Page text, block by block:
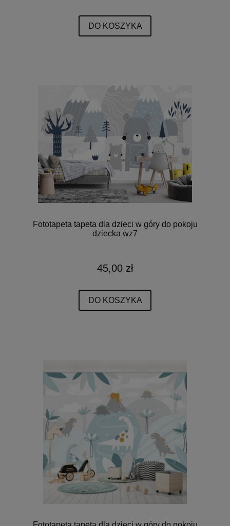
DO KOSZYKA
Fototapeta tapeta dla dzieci w góry do pokoju
dziecka wz7
45,00 zł
DO KOSZYKA